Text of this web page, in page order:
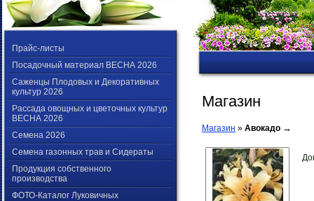
Прайс-листы
Посадочный материал ВЕСНА 2026
Саженцы Плодовых и Декоративных
культур 2026
Рассада овощных и цветочных культур
ВЕСНА 2026
Семена 2026
Семена газонных трав и Сидераты
Продукция собственного
производства
ФОТО-Каталог Луковичных
Магазин
Магазин » Авокадо →